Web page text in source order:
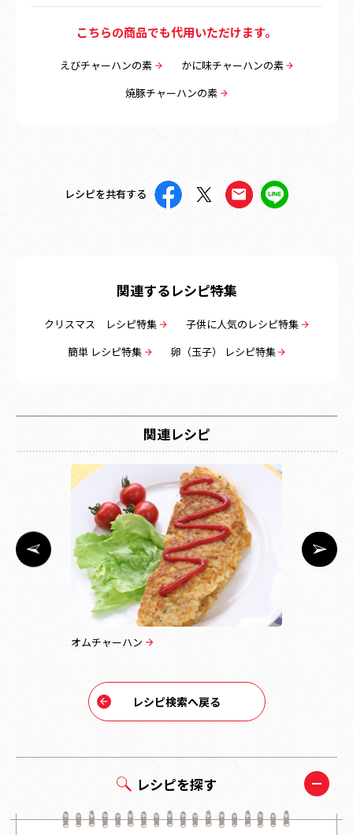
レシピを探す
こちらの商品でも代用いただけます。
えびチャーハンの素
かに味チャーハンの素
焼豚チャーハンの素
レシピを共有する
関連するレシピ特集
クリスマス レシピ特集
子供に人気のレシピ特集
簡単 レシピ特集
卵（玉子） レシピ特集
関連レシピ
オムチャーハン
レシピ検索へ戻る